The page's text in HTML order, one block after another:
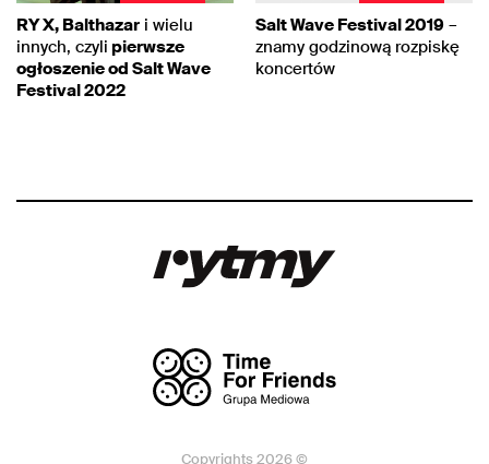
RY X, Balthazar i wielu
innych, czyli pierwsze
ogłoszenie od Salt Wave
Festival 2022
Salt Wave Festival 2019 –
znamy godzinową rozpiskę
koncertów
Copyrights 2026 ©